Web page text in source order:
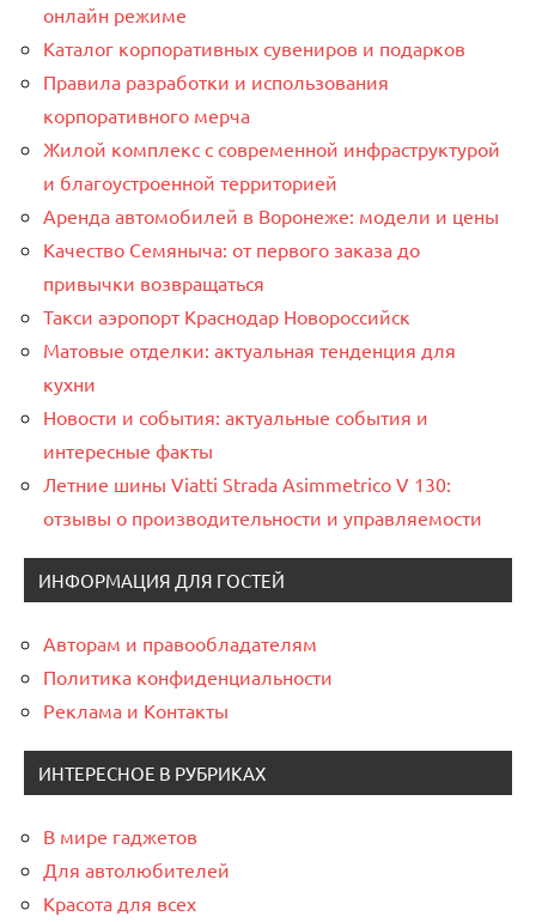
онлайн режиме
Каталог корпоративных сувениров и подарков
Правила разработки и использования
корпоративного мерча
Жилой комплекс с современной инфраструктурой
и благоустроенной территорией
Аренда автомобилей в Воронеже: модели и цены
Качество Семяныча: от первого заказа до
привычки возвращаться
Такси аэропорт Краснодар Новороссийск
Матовые отделки: актуальная тенденция для
кухни
Новости и события: актуальные события и
интересные факты
Летние шины Viatti Strada Asimmetrico V 130:
отзывы о производительности и управляемости
ИНФОРМАЦИЯ ДЛЯ ГОСТЕЙ
Авторам и правообладателям
Политика конфиденциальности
Реклама и Контакты
ИНТЕРЕСНОЕ В РУБРИКАХ
В мире гаджетов
Для автолюбителей
Красота для всех